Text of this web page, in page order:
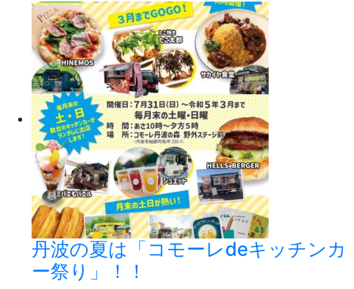
丹波の夏は「コモーレdeキッチンカ
ー祭り」！！